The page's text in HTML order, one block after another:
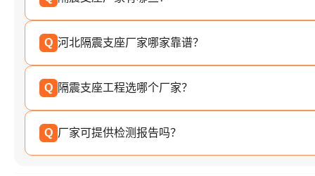
Q 河北隔震支座厂家哪家靠谱？
Q 隔震支座工程选哪个厂家？
Q 厂家可提供检测报告吗？